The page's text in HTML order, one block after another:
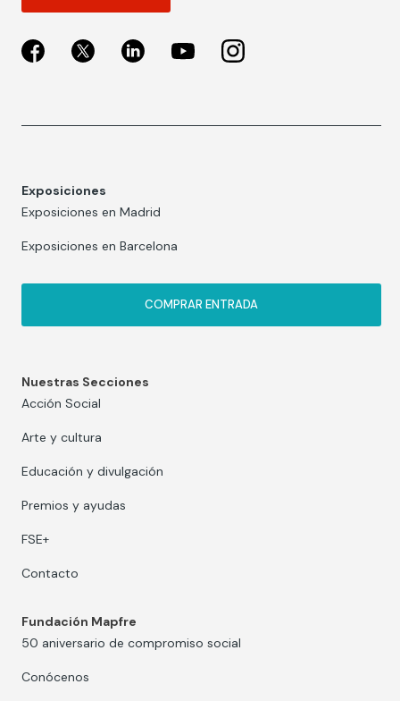
Exposiciones
Exposiciones en Madrid
Exposiciones en Barcelona
COMPRAR ENTRADA
Nuestras Secciones
Acción Social
Arte y cultura
Educación y divulgación
Premios y ayudas
FSE+
Contacto
Fundación Mapfre
50 aniversario de compromiso social
Conócenos